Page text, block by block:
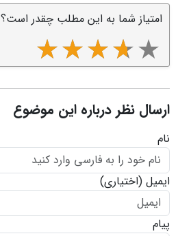
امتیاز شما به این مطلب چقدر است؟
ارسال نظر درباره این موضوع
نام
ایمیل (اختیاری)
پیام